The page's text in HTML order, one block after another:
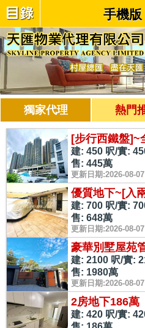
手機版
獨家代理 熱門
[步行西鐵盤]~
建: 450 呎/實:
售: 445萬
更新日期:2026-08-07
優質地下~[入
建: 700 呎/實:
售: 648萬
更新日期:2026-08-07
豪華別墅屋苑
建: 2100 呎/實:
售: 1980萬
更新日期:2026-08-07
2房地下186萬
建: 420 呎/實: